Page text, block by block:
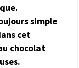
simple
cet
chocolat